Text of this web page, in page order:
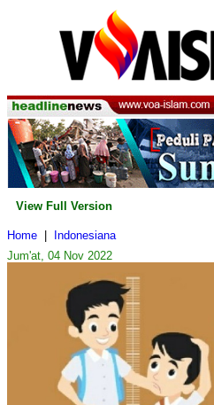
View Full Version
Home
Indonesiana
Jum'at, 04 Nov 2022